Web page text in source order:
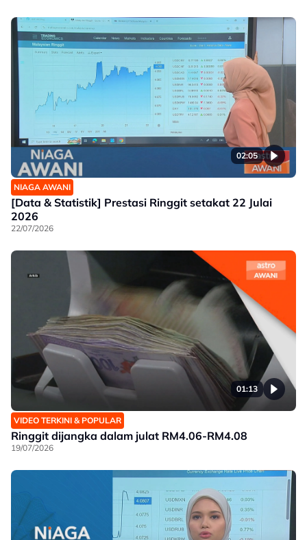
02:05
NIAGA AWANI
[Data & Statistik] Prestasi Ringgit setakat 22 Julai
2026
22/07/2026
01:13
VIDEO TERKINI & POPULAR
Ringgit dijangka dalam julat RM4.06-RM4.08
19/07/2026